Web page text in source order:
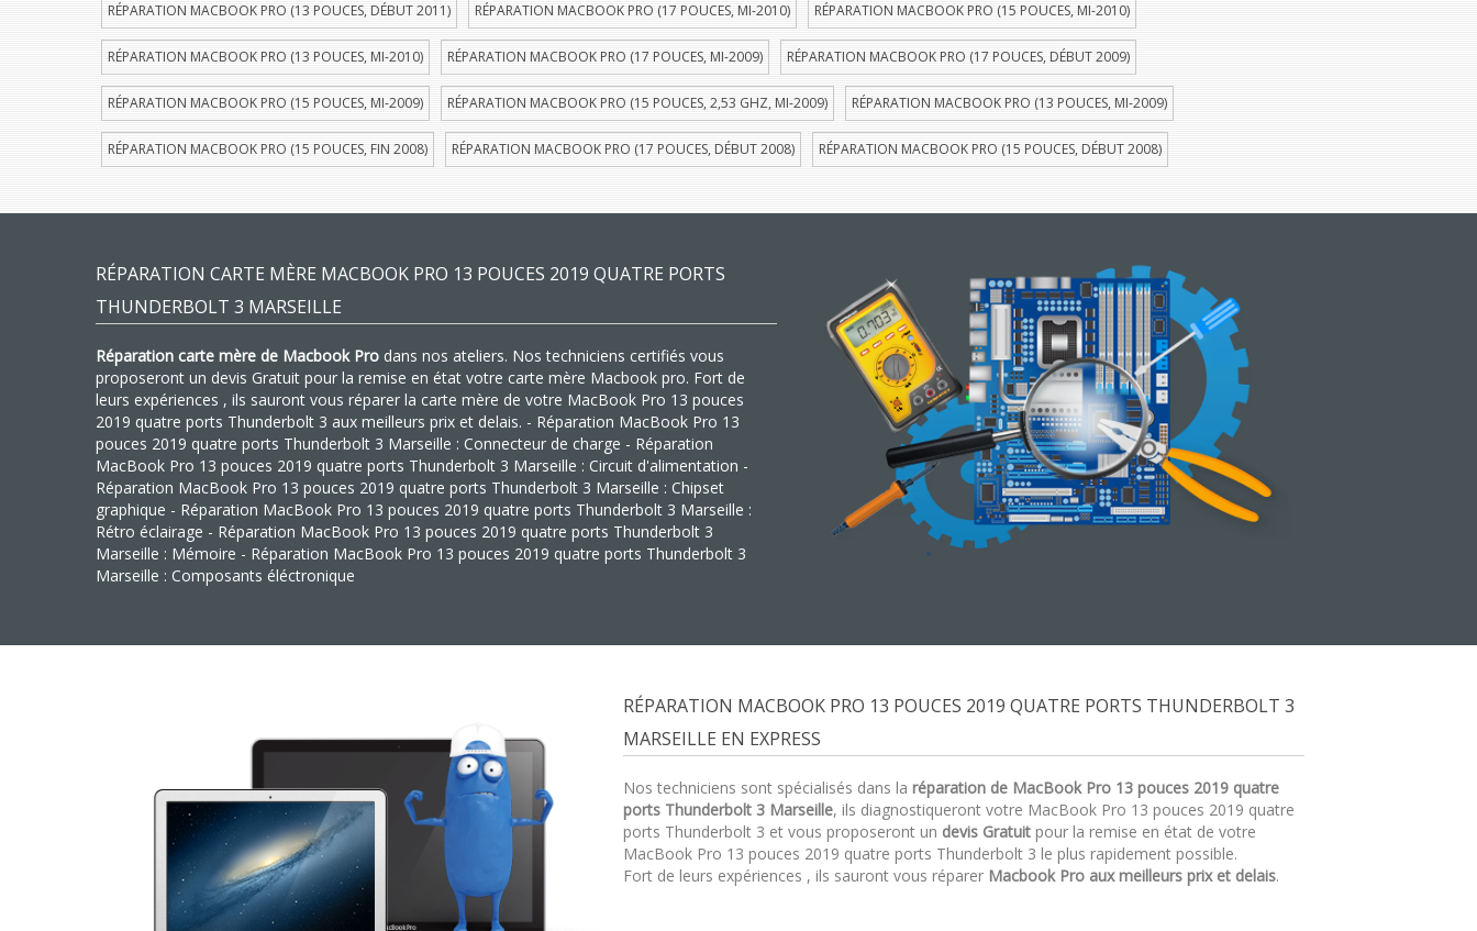
RÉPARATION MACBOOK PRO (13 POUCES, DÉBUT 2011) RÉPARATION MACBOOK PRO (17 POUCES, MI-2010) RÉPARATION MACBOOK PRO (15 POUCES, MI-2010)
RÉPARATION MACBOOK PRO (13 POUCES, MI-2010) RÉPARATION MACBOOK PRO (17 POUCES, MI-2009) RÉPARATION MACBOOK PRO (17 POUCES, DÉBUT 2009)
RÉPARATION MACBOOK PRO (15 POUCES, MI-2009) RÉPARATION MACBOOK PRO (15 POUCES, 2,53 GHZ, MI-2009) RÉPARATION MACBOOK PRO (13 POUCES, MI-2009)
RÉPARATION MACBOOK PRO (15 POUCES, FIN 2008) RÉPARATION MACBOOK PRO (17 POUCES, DÉBUT 2008) RÉPARATION MACBOOK PRO (15 POUCES, DÉBUT 2008)
RÉPARATION CARTE MÈRE MACBOOK PRO 13 POUCES 2019 QUATRE PORTS
THUNDERBOLT 3 MARSEILLE
Réparation carte mère de Macbook Pro dans nos ateliers. Nos techniciens certifiés vous
proposeront un devis Gratuit pour la remise en état votre carte mère Macbook pro. Fort de
leurs expériences , ils sauront vous réparer la carte mère de votre MacBook Pro 13 pouces
2019 quatre ports Thunderbolt 3 aux meilleurs prix et delais. - Réparation MacBook Pro 13
pouces 2019 quatre ports Thunderbolt 3 Marseille : Connecteur de charge - Réparation
MacBook Pro 13 pouces 2019 quatre ports Thunderbolt 3 Marseille : Circuit d'alimentation -
Réparation MacBook Pro 13 pouces 2019 quatre ports Thunderbolt 3 Marseille : Chipset
graphique - Réparation MacBook Pro 13 pouces 2019 quatre ports Thunderbolt 3 Marseille :
Rétro éclairage - Réparation MacBook Pro 13 pouces 2019 quatre ports Thunderbolt 3
Marseille : Mémoire - Réparation MacBook Pro 13 pouces 2019 quatre ports Thunderbolt 3
Marseille : Composants éléctronique
RÉPARATION MACBOOK PRO 13 POUCES 2019 QUATRE PORTS THUNDERBOLT 3
MARSEILLE EN EXPRESS
Nos techniciens sont spécialisés dans la réparation de MacBook Pro 13 pouces 2019 quatre
ports Thunderbolt 3 Marseille, ils diagnostiqueront votre MacBook Pro 13 pouces 2019 quatre
ports Thunderbolt 3 et vous proposeront un devis Gratuit pour la remise en état de votre
MacBook Pro 13 pouces 2019 quatre ports Thunderbolt 3 le plus rapidement possible.
Fort de leurs expériences , ils sauront vous réparer Macbook Pro aux meilleurs prix et delais.